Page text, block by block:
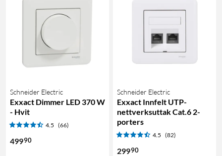
Schneider Electric
Exxact Dimmer LED 370 W
- Hvit
4.5 (66)
49990
Schneider Electric
Exxact Innfelt UTP-
nettverksuttak Cat.6 2-
porters
4.5 (82)
29990